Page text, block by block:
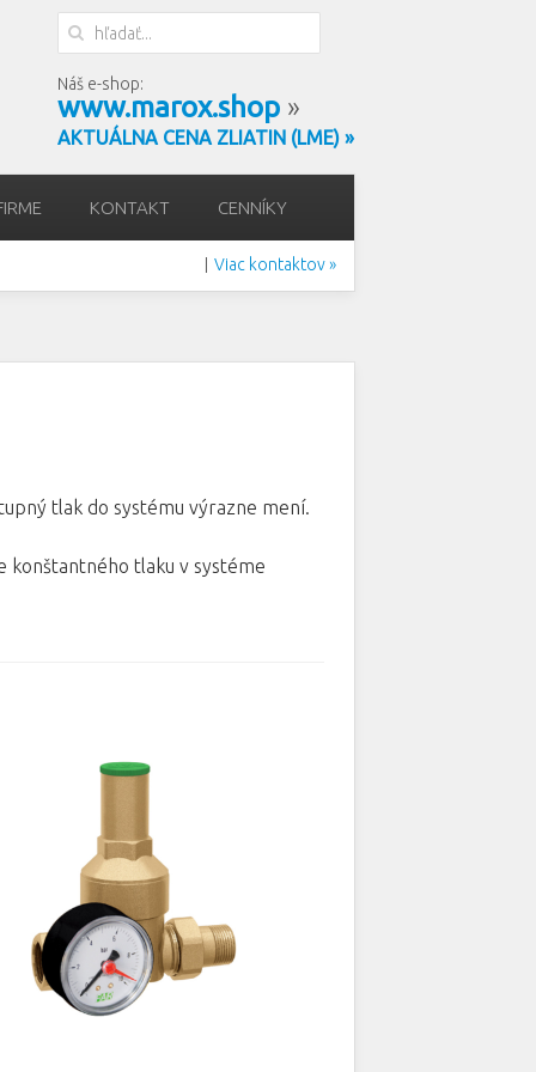
Náš e-shop:
www.marox.shop »
AKTUÁLNA CENA ZLIATIN (LME) »
KONTAKT CENNÍKY
Viac kontaktov »
tlak do systému výrazne mení.
konštantného tlaku v systéme